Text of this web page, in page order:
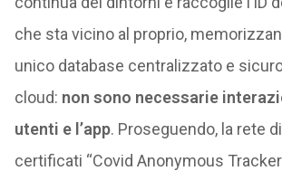
che sta vicino al proprio,
unico database centralizzato e
cloud: non sono necessarie
utenti e l’app. Proseguendo, la rete
certificati “Covid Anonymous